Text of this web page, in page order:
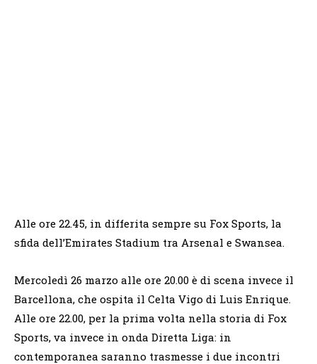
Alle ore 22.45, in differita sempre su Fox Sports, la
sfida dell’Emirates Stadium tra Arsenal e Swansea.
Mercoledì 26 marzo alle ore 20.00 è di scena invece il
Barcellona, che ospita il Celta Vigo di Luis Enrique.
Alle ore 22.00, per la prima volta nella storia di Fox
Sports, va invece in onda Diretta Liga: in
contemporanea saranno trasmesse i due incontri